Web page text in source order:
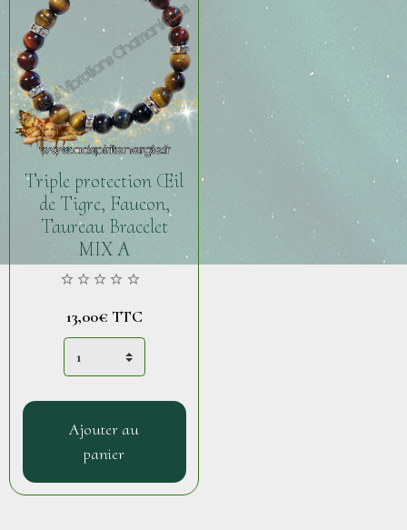
Triple protection Œil
de Tigre, Faucon,
Taureau Bracelet
MIX A
13,00€ TTC
Ajouter au
panier